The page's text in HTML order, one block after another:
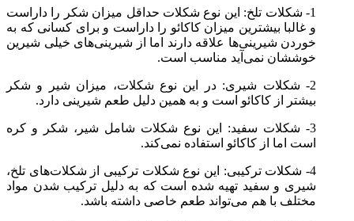
1- شکلات تلخ: این نوع شکلات حداقل میزان شکر را داراست
و غالبا بیشترین میزان کاکائو را داراست و برای کسانی که به
خوردن شیرینی‌ها علاقه دارند اما از شیرینی‌های خیلی شیرین
خوششان نمی‌آید مناسب است.
2- شکلات شیری: در این نوع شکلات، میزان شیر و شکر
بیشتر از کاکائو است و به همین دلیل طعم شیرینی دارد.
3- شکلات سفید: این نوع شکلات شامل شیر، شکر و کره
است اما از کاکائو استفاده نمی‌کند.
4- شکلات ترکیبی: این نوع شکلات ترکیبی از شکلات‌های تلخ،
شیری و سفید تهیه شده است که به دلیل ترکیب شدن مواد
مختلف با هم می‌تواند طعم خاصی داشته باشد.